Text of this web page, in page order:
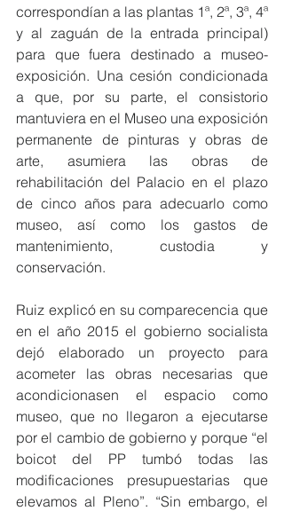
correspondían a las plantas 1ª, 2ª, 3ª, 4ª
y al zaguán de la entrada principal)
para que fuera destinado a museo-
exposición. Una cesión condicionada
a que, por su parte, el consistorio
mantuviera en el Museo una exposición
permanente de pinturas y obras de
arte, asumiera las obras de
rehabilitación del Palacio en el plazo
de cinco años para adecuarlo como
museo, así como los gastos de
mantenimiento, custodia y
conservación.
Ruiz explicó en su comparecencia que
en el año 2015 el gobierno socialista
dejó elaborado un proyecto para
acometer las obras necesarias que
acondicionasen el espacio como
museo, que no llegaron a ejecutarse
por el cambio de gobierno y porque “el
boicot del PP tumbó todas las
modificaciones presupuestarias que
elevamos al Pleno”. “Sin embargo, el